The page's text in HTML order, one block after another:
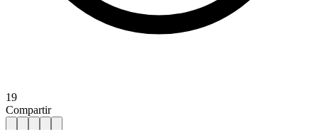
19
Compartir